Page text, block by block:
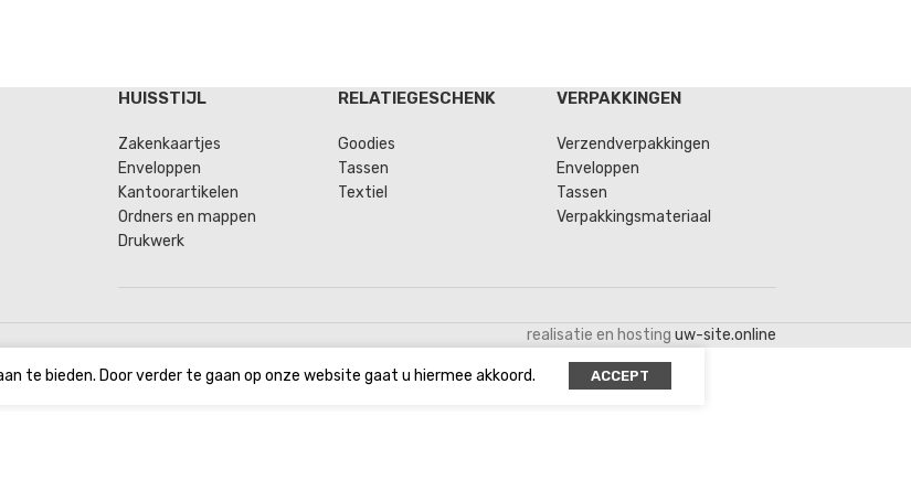
HUISSTIJL
Zakenkaartjes
Enveloppen
Kantoorartikelen
Ordners en mappen
Drukwerk
RELATIEGESCHENK
Goodies
Tassen
Textiel
VERPAKKINGEN
Verzendverpakkingen
Enveloppen
Tassen
Verpakkingsmateriaal
realisatie en hosting uw-site.online
te bieden. Door verder te gaan op onze website gaat u hiermee akkoord. ACCEPT